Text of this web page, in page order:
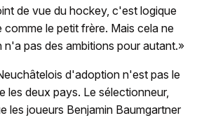
de vue du hockey, c'est logique
le petit frère. Mais cela ne
pas des ambitions pour autant.»
d'adoption n'est pas le
les deux pays. Le sélectionneur,
les joueurs Benjamin Baumgartner